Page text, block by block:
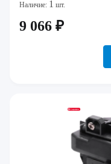
Наличие: 1 шт.
9 066 ₽